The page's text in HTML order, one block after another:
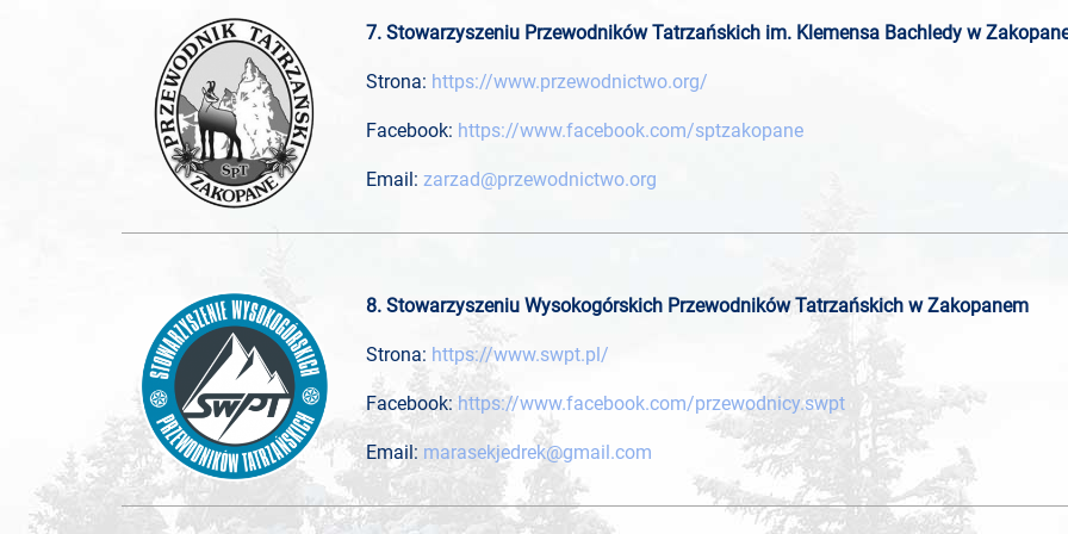
7. Stowarzyszeniu Przewodników Tatrzańskich im. Klemensa Bachledy w
Strona: https://www.przewodnictwo.org/
Facebook: https://www.facebook.com/sptzakopane
Email: zarzad@przewodnictwo.org
8. Stowarzyszeniu Wysokogórskich Przewodników Tatrzańskich w Zakopanem
Strona: https://www.swpt.pl/
Facebook: https://www.facebook.com/przewodnicy.swpt
Email: marasekjedrek@gmail.com